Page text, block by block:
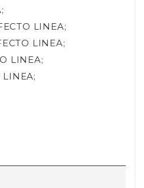
LINEA;
LINEA;
LINEA;